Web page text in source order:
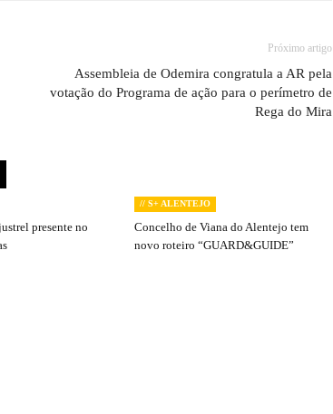
Próximo artigo
Assembleia de Odemira congratula a AR pela
votação do Programa de ação para o perímetro de
Rega do Mira
presente no
// S+ ALENTEJO
Concelho de Viana do Alentejo tem
novo roteiro “GUARD&GUIDE”